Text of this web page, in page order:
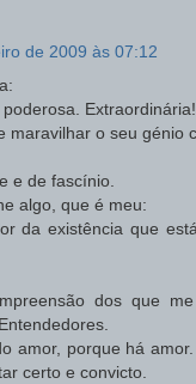
de 2009 às 07:12
Extraordinária!
maravilhar o seu génio
e de fascínio.
algo, que é meu:
da existência que
dos que me
amor, porque há
certo e convicto.